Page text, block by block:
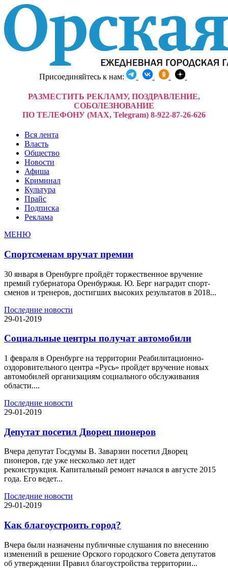
Присоединяйтесь к нам:
РАЗМЕСТИТЬ РЕКЛАМУ, ПОЗДРАВЛЕНИЕ,
СОБОЛЕЗНОВАНИЕ
ПО ТЕЛЕФОНУ (MAX, Telegram) 8-922-87-26-626
Вся лента
Власть
Общество
Новости
Афиша
Криминал
Культура
Прайс
Подписка
Реклама
МЕНЮ
Спортсменам вручат премии
30 января в Оренбурге пройдёт торжественное вручение
премий губернатора Оренбуржья. Ю. Берг наградит спорт-
сменов и тренеров, достигших высоких результатов в 2018...
Последние новости
29-01-2019
Социальные центры получат автомобили
1 февраля в Оренбурге на территории Реабилитационно-
оздоровительного центра «Русь» пройдет вручение новых
автомобилей организациям социального обслуживания
области....
Последние новости
29-01-2019
Депутат посетил Дворец пионеров
Вчера депутат Госдумы В. Заварзин посетил Дворец
пионеров, где уже несколько лет идет
реконструкция. Капитальный ремонт начался в августе 2015
года. Его ведет...
Последние новости
29-01-2019
Как благоустроить город?
Вчера были назначены публичные слушания по внесению
изменений в решение Орского городского Совета депутатов
об утверждении Правил благоустройства территории...